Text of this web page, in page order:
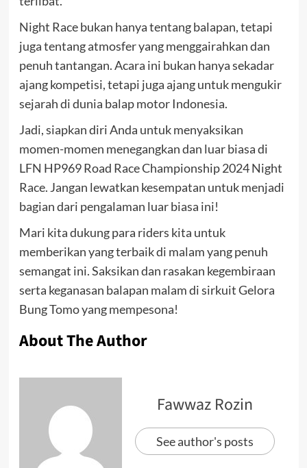
Night Race bukan hanya tentang balapan, tetapi
juga tentang atmosfer yang menggairahkan dan
penuh tantangan. Acara ini bukan hanya sekadar
ajang kompetisi, tetapi juga ajang untuk mengukir
sejarah di dunia balap motor Indonesia.
Jadi, siapkan diri Anda untuk menyaksikan
momen-momen menegangkan dan luar biasa di
LFN HP969 Road Race Championship 2024 Night
Race. Jangan lewatkan kesempatan untuk menjadi
bagian dari pengalaman luar biasa ini!
Mari kita dukung para riders kita untuk
memberikan yang terbaik di malam yang penuh
semangat ini. Saksikan dan rasakan kegembiraan
serta keganasan balapan malam di sirkuit Gelora
Bung Tomo yang mempesona!
About The Author
Fawwaz Rozin
See author's posts